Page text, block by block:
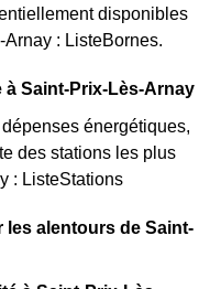
disponibles
: ListeBornes.
Saint-Prix-Lès-Arnay
énergétiques,
des stations les plus
: ListeStations
les alentours de Saint-